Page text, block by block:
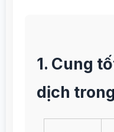
1. Cung
dịch